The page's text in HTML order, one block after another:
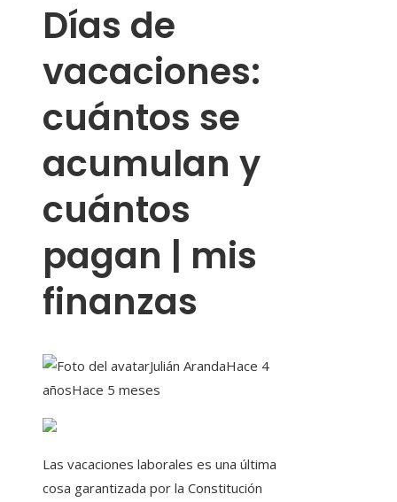
Días de
vacaciones:
cuántos se
acumulan y
cuántos
pagan | mis
finanzas
Julián ArandaHace 4
añosHace 5 meses
Las vacaciones laborales es una última
cosa garantizada por la Constitución